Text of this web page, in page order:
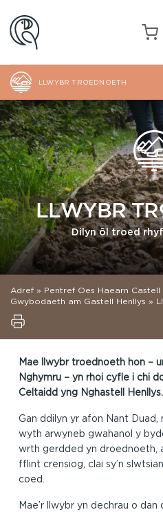
LLWYBR TROEDNOETH
LLWYBR
Dilyn ôl troed
Adref » Pentref Oes Haearn Castell
Gwybodaeth am Gastell Henllys »
Mae llwybr troednoeth hon –
Nghymru – yn rhoi cyfle i chi
Celtaidd yng Nghastell Henllys.
Gan ddilyn yr afon Nant Duad,
wyth arwyneb gwahanol y
wrth gerdded yn droednoeth,
fflint crensiog, clai sy’n
coed.
Mae’r llwybr yn dechrau o